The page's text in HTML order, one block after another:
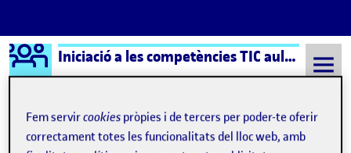
Saltar al contingut
Logo Ágora Iniciació a les competències TIC aula 4
Fem servircookies pròpies i de tercers per poder-te oferir
correctament totes les funcionalitats del lloc web, amb